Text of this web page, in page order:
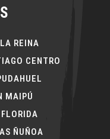
REINA
CENTRO
MAIPÚ
ÑUÑOA